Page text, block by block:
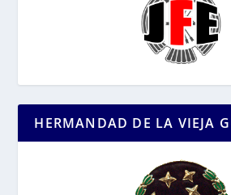
HERMANDAD DE LA VIEJA